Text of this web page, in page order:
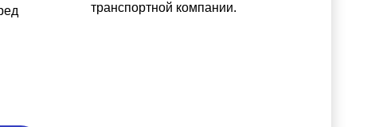
транспортной компании.